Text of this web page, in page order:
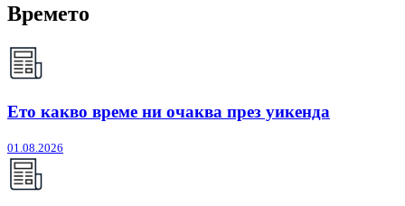
Времето
Ето какво време ни очаква през уикенда
01.08.2026